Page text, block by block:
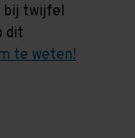
bij twijfel
dit
te weten!